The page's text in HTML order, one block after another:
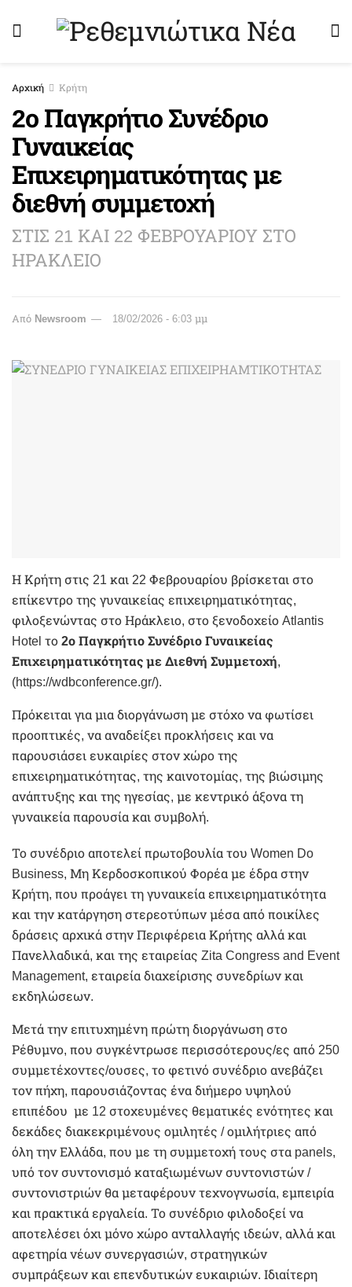
Αρχική Κρήτη
2ο Παγκρήτιο Συνέδριο
Γυναικείας
Επιχειρηματικότητας με
διεθνή συμμετοχή
ΣΤΙΣ 21 ΚΑΙ 22 ΦΕΒΡΟΥΑΡΙΟΥ ΣΤΟ
ΗΡΑΚΛΕΙΟ
Από Newsroom 18/02/2026 - 6:03 μμ
Η Κρήτη στις 21 και 22 Φεβρουαρίου βρίσκεται στο
επίκεντρο της γυναικείας επιχειρηματικότητας,
φιλοξενώντας στο Ηράκλειο, στο ξενοδοχείο Atlantis
Hotel το 2ο Παγκρήτιο Συνέδριο Γυναικείας
Επιχειρηματικότητας με Διεθνή Συμμετοχή,
(https://wdbconference.gr/).
Πρόκειται για μια διοργάνωση με στόχο να φωτίσει
προοπτικές, να αναδείξει προκλήσεις και να
παρουσιάσει ευκαιρίες στον χώρο της
επιχειρηματικότητας, της καινοτομίας, της βιώσιμης
ανάπτυξης και της ηγεσίας, με κεντρικό άξονα τη
γυναικεία παρουσία και συμβολή.
Το συνέδριο αποτελεί πρωτοβουλία του Women Do
Business, Μη Κερδοσκοπικού Φορέα με έδρα στην
Κρήτη, που προάγει τη γυναικεία επιχειρηματικότητα
και την κατάργηση στερεοτύπων μέσα από ποικίλες
δράσεις αρχικά στην Περιφέρεια Κρήτης αλλά και
Πανελλαδικά, και της εταιρείας Zita Congress and Event
Management, εταιρεία διαχείρισης συνεδρίων και
εκδηλώσεων.
Μετά την επιτυχημένη πρώτη διοργάνωση στο
Ρέθυμνο, που συγκέντρωσε περισσότερους/ες από 250
συμμετέχοντες/ουσες, το φετινό συνέδριο ανεβάζει
τον πήχη, παρουσιάζοντας ένα διήμερο υψηλού
επιπέδου με 12 στοχευμένες θεματικές ενότητες και
δεκάδες διακεκριμένους ομιλητές / ομιλήτριες από
όλη την Ελλάδα, που με τη συμμετοχή τους στα panels,
υπό τον συντονισμό καταξιωμένων συντονιστών /
συντονιστριών θα μεταφέρουν τεχνογνωσία, εμπειρία
και πρακτικά εργαλεία. Το συνέδριο φιλοδοξεί να
αποτελέσει όχι μόνο χώρο ανταλλαγής ιδεών, αλλά και
αφετηρία νέων συνεργασιών, στρατηγικών
συμπράξεων και επενδυτικών ευκαιριών. Ιδιαίτερη